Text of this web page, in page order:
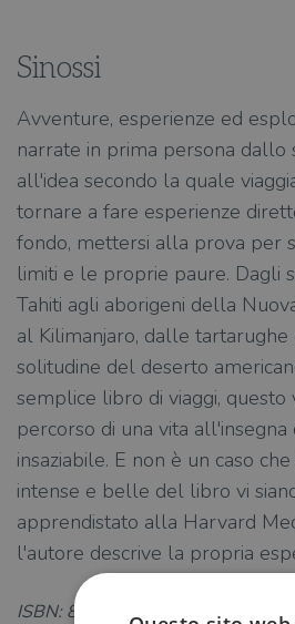
Sinossi
Avventure, esperienze ed
narrate in prima persona dallo
all'idea secondo la quale
tornare a fare esperienze
fondo, mettersi alla prova per
limiti e le proprie paure. Dagli
Tahiti agli aborigeni della
al Kilimanjaro, dalle
solitudine del deserto
semplice libro di viaggi,
percorso di una vita all'insegna
insaziabile. E non è un caso
intense e belle del libro vi
apprendistato alla Harvard
l'autore descrive la propria
ISBN: 8811685869